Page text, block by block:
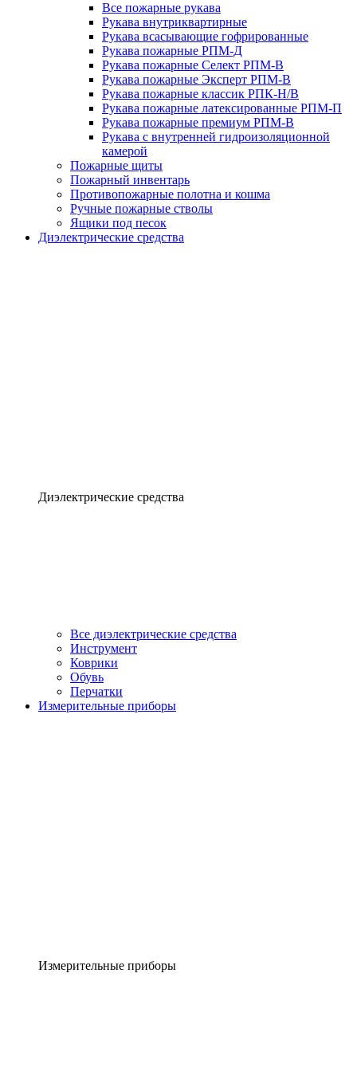
Все пожарные рукава
Рукава внутриквартирные
Рукава всасывающие гофрированные
Рукава пожарные РПМ-Д
Рукава пожарные Селект РПМ-В
Рукава пожарные Эксперт РПМ-В
Рукава пожарные классик РПК-Н/В
Рукава пожарные латексированные РПМ-П
Рукава пожарные премиум РПМ-В
Рукава с внутренней гидроизоляционной
камерой
Пожарные щиты
Пожарный инвентарь
Противопожарные полотна и кошма
Ручные пожарные стволы
Ящики под песок
Диэлектрические средства
Диэлектрические средства
Все диэлектрические средства
Инструмент
Коврики
Обувь
Перчатки
Измерительные приборы
Измерительные приборы